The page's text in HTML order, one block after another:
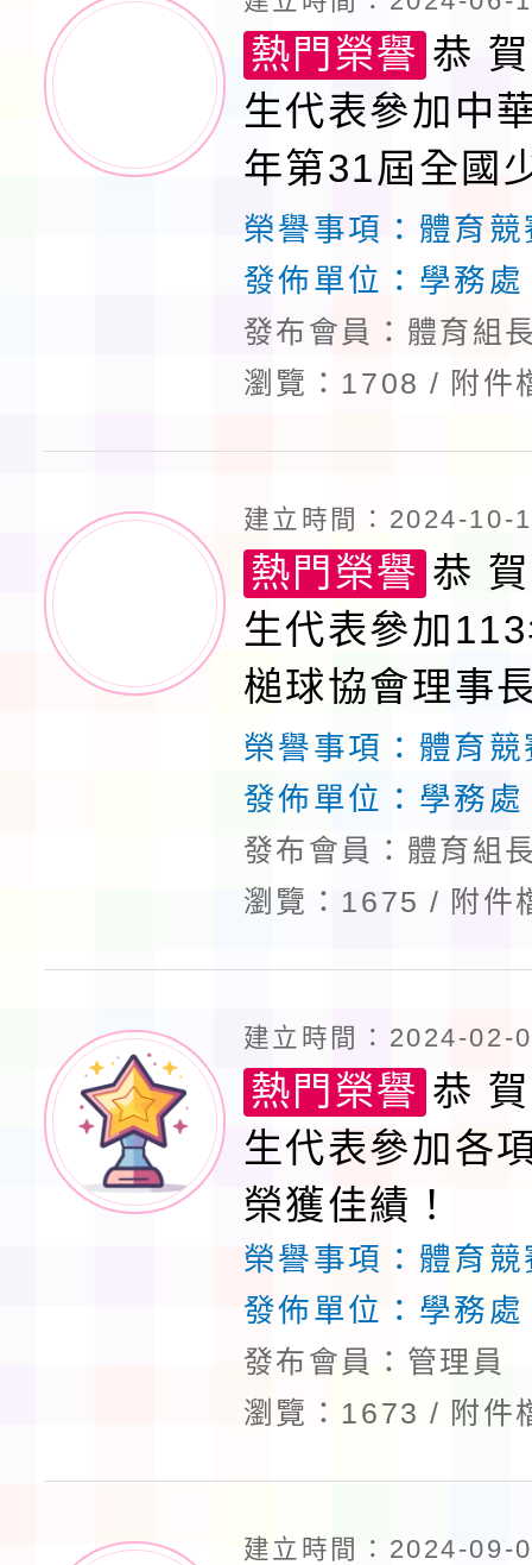
熱門榮譽 恭
生代表參加中
年第31屆全國
錦標賽榮獲佳
榮譽事項： 體育競
發佈單位： 學務處
發布會員：體育組
瀏覽：1708
附件
建立時間：2024-10-
熱門榮譽 恭
生代表參加
槌球協會理事
標賽榮獲佳績
榮譽事項： 體育競
發佈單位： 學務處
發布會員：體育組
瀏覽：1675
附件
建立時間：2024-02-
熱門榮譽 恭
生代表參加各
榮獲佳績！
榮譽事項： 體育競
發佈單位： 學務處
發布會員：管理員
瀏覽：1673
附件
建立時間：2024-09-